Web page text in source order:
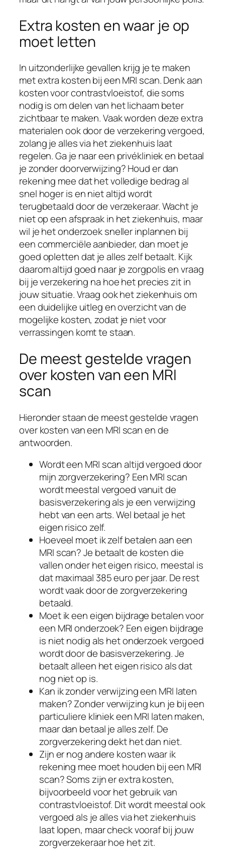
Extra kosten en waar je op
moet letten
In uitzonderlijke gevallen krijg je te maken
met extra kosten bij een MRI scan. Denk aan
kosten voor contrastvloeistof, die soms
nodig is om delen van het lichaam beter
zichtbaar te maken. Vaak worden deze extra
materialen ook door de verzekering vergoed,
zolang je alles via het ziekenhuis laat
regelen. Ga je naar een privékliniek en betaal
je zonder doorverwijzing? Houd er dan
rekening mee dat het volledige bedrag al
snel hoger is en niet altijd wordt
terugbetaald door de verzekeraar. Wacht je
niet op een afspraak in het ziekenhuis, maar
wil je het onderzoek sneller inplannen bij
een commerciële aanbieder, dan moet je
goed opletten dat je alles zelf betaalt. Kijk
daarom altijd goed naar je zorgpolis en vraag
bij je verzekering na hoe het precies zit in
jouw situatie. Vraag ook het ziekenhuis om
een duidelijke uitleg en overzicht van de
mogelijke kosten, zodat je niet voor
verrassingen komt te staan.
De meest gestelde vragen
over kosten van een MRI
scan
Hieronder staan de meest gestelde vragen
over kosten van een MRI scan en de
antwoorden.
Wordt een MRI scan altijd vergoed door
mijn zorgverzekering? Een MRI scan
wordt meestal vergoed vanuit de
basisverzekering als je een verwijzing
hebt van een arts. Wel betaal je het
eigen risico zelf.
Hoeveel moet ik zelf betalen aan een
MRI scan? Je betaalt de kosten die
vallen onder het eigen risico, meestal is
dat maximaal 385 euro per jaar. De rest
wordt vaak door de zorgverzekering
betaald.
Moet ik een eigen bijdrage betalen voor
een MRI onderzoek? Een eigen bijdrage
is niet nodig als het onderzoek vergoed
wordt door de basisverzekering. Je
betaalt alleen het eigen risico als dat
nog niet op is.
Kan ik zonder verwijzing een MRI laten
maken? Zonder verwijzing kun je bij een
particuliere kliniek een MRI laten maken,
maar dan betaal je alles zelf. De
zorgverzekering dekt het dan niet.
Zijn er nog andere kosten waar ik
rekening mee moet houden bij een MRI
scan? Soms zijn er extra kosten,
bijvoorbeeld voor het gebruik van
contrastvloeistof. Dit wordt meestal ook
vergoed als je alles via het ziekenhuis
laat lopen, maar check vooraf bij jouw
zorgverzekeraar hoe het zit.